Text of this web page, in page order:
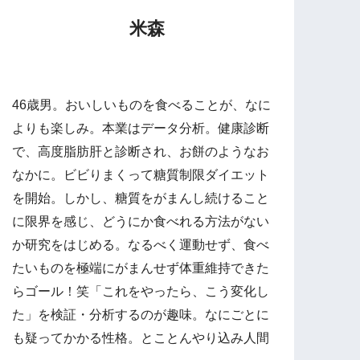
米森
46歳男。おいしいものを食べることが、なに
よりも楽しみ。本業はデータ分析。健康診断
で、高度脂肪肝と診断され、お餅のようなお
なかに。ビビりまくって糖質制限ダイエット
を開始。しかし、糖質をがまんし続けること
に限界を感じ、どうにか食べれる方法がない
か研究をはじめる。なるべく運動せず、食べ
たいものを極端にがまんせず体重維持できた
らゴール！笑「これをやったら、こう変化し
た」を検証・分析するのが趣味。なにごとに
も疑ってかかる性格。とことんやり込み人間